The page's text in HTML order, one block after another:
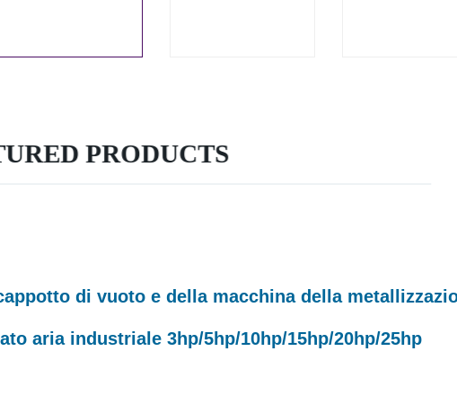
PRODUCTS
di vuoto e della macchina della
aria industriale 3hp/5hp/10hp/15hp/20hp/25hp